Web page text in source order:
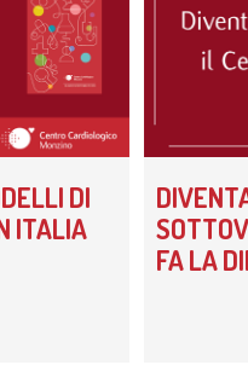
Unità di
Banca
Malattie
DI
ITALIA
FA LA